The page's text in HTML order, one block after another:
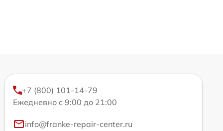
+7 (800) 101-14-79
Ежедневно с 9:00 до 21:00
info@franke-repair-center.ru